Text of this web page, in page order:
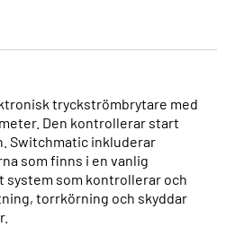
tryckströmbrytare med
Den kontrollerar start
Switchmatic inkluderar
som finns i en vanlig
som kontrollerar och
torrkörning och skyddar